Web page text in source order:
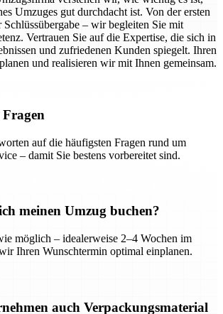
Umzuges gut durchdacht ist. Von der ersten
– wir begleiten Sie mit
Vertrauen Sie auf die Expertise, die sich in
und zufriedenen Kunden spiegelt. Ihren
und realisieren wir mit Ihnen gemeinsam.
auf die häufigsten Fragen rund um
– damit Sie bestens vorbereitet sind.
meinen Umzug buchen?
möglich – idealerweise 2–4 Wochen im
Ihren Wunschtermin optimal einplanen.
auch Verpackungsmaterial